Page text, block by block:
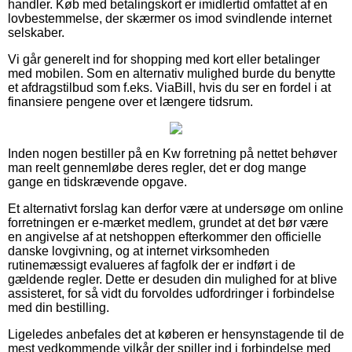
handler. Køb med betalingskort er imidlertid omfattet af en
lovbestemmelse, der skærmer os imod svindlende internet
selskaber.
Vi går generelt ind for shopping med kort eller betalinger
med mobilen. Som en alternativ mulighed burde du benytte
et afdragstilbud som f.eks. ViaBill, hvis du ser en fordel i at
finansiere pengene over et længere tidsrum.
Inden nogen bestiller på en Kw forretning på nettet behøver
man reelt gennemløbe deres regler, det er dog mange
gange en tidskrævende opgave.
Et alternativt forslag kan derfor være at undersøge om online
forretningen er e-mærket medlem, grundet at det bør være
en angivelse af at netshoppen efterkommer den officielle
danske lovgivning, og at internet virksomheden
rutinemæssigt evalueres af fagfolk der er indført i de
gældende regler. Dette er desuden din mulighed for at blive
assisteret, for så vidt du forvoldes udfordringer i forbindelse
med din bestilling.
Ligeledes anbefales det at køberen er hensynstagende til de
mest vedkommende vilkår der spiller ind i forbindelse med